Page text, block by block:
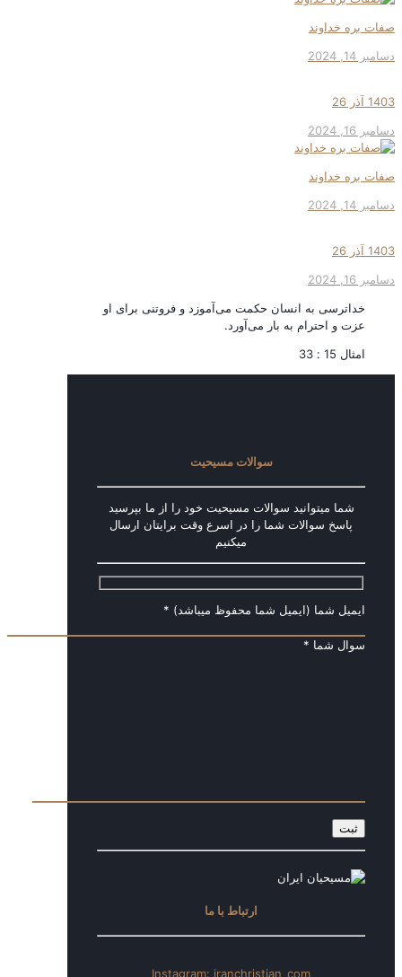
صفات بره خداوند
دسامبر 14, 2024
1403 آذر 26
دسامبر 16, 2024
صفات بره خداوند
دسامبر 14, 2024
1403 آذر 26
دسامبر 16, 2024
خداترسی به انسان حكمت می‌آموزد و فروتنی برای او
عزت و احترام به بار می‌آورد.
امثال 15 : 33
سوالات مسیحیت
شما میتوانید سوالات مسیحیت خود را از ما بپرسید
پاسخ سوالات شما را در اسرع وقت برایتان ارسال
میکنیم
ایمیل شما (ایمیل شما محفوظ میباشد) *
سوال شما *
ارتباط با ما
Instagram: iranchristian_com